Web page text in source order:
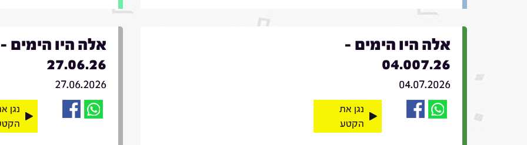
אלה היו הימים -
04.007.26
04.07.2026
נגן את
הקטע
אלה היו הימים -
27.06.26
27.06.2026
נגן